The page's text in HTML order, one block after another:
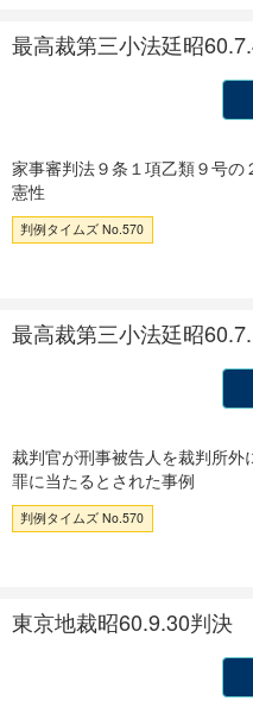
最高裁第三小法廷昭
家事審判法９条１項乙類９号
憲性
判例タイムズ No.570
最高裁第三小法廷昭
裁判官が刑事被告人を裁判所
罪に当たるとされた事例
判例タイムズ No.570
東京地裁昭60.9.30判決